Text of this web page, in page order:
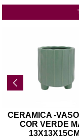
CERAMICA -
COR VERDE
13X13X15CM